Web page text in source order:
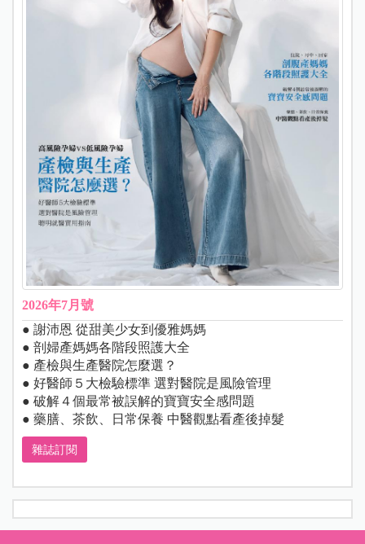
2026年7月號
● 謝沛恩 從甜美少女到優雅媽媽
● 剖婦產媽媽各階段照護大全
● 產檢與生產醫院怎麼選？
● 好醫師５大檢驗標準 選對醫院是風險管理
● 破解４個最常被誤解的寶寶安全感問題
● 藥膳、茶飲、日常保養 中醫觀點看產後掉髮
雜誌訂閱